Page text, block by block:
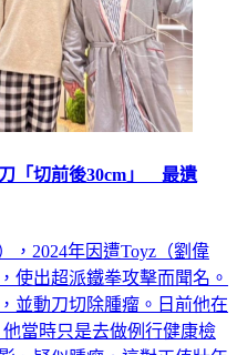
「切前後30cm」 最遺
，2024年因遭Toyz（劉偉
使出超派鐵拳攻擊而聞名。
並動刀切除腫瘤。日前他在
當時只是去做例行健康檢